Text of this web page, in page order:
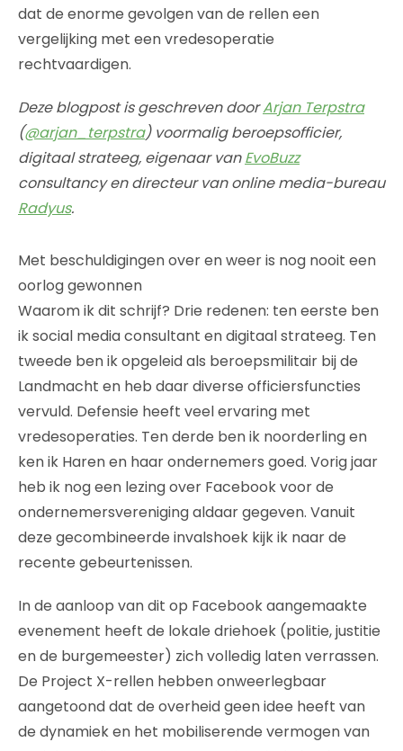
dat de enorme gevolgen van de rellen een
vergelijking met een vredesoperatie
rechtvaardigen.
Deze blogpost is geschreven doorArjan Terpstra
(@arjan_terpstra) voormalig beroepsofficier,
digitaal strateeg, eigenaar vanEvoBuzz
consultancy en directeur van online media-bureau
Radyus.
Met beschuldigingen over en weer is nog nooit een
oorlog gewonnen
Waarom ik dit schrijf? Drie redenen: ten eerste ben
ik social media consultant en digitaal strateeg. Ten
tweede ben ik opgeleid als beroepsmilitair bij de
Landmacht en heb daar diverse officiersfuncties
vervuld. Defensie heeft veel ervaring met
vredesoperaties. Ten derde ben ik noorderling en
ken ik Haren en haar ondernemers goed. Vorig jaar
heb ik nog een lezing over Facebook voor de
ondernemersvereniging aldaar gegeven. Vanuit
deze gecombineerde invalshoek kijk ik naar de
recente gebeurtenissen.
In de aanloop van dit op Facebook aangemaakte
evenement heeft de lokale driehoek (politie, justitie
en de burgemeester) zich volledig laten verrassen.
De Project X-rellen hebben onweerlegbaar
aangetoond dat de overheid geen idee heeft van
de dynamiek en het mobiliserende vermogen van